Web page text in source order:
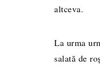
altceva.
La urma
salată de